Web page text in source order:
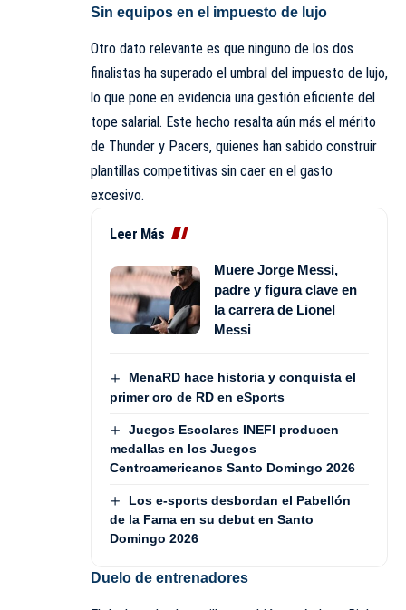
Sin equipos en el impuesto de lujo
Otro dato relevante es que ninguno de los dos
finalistas ha superado el umbral del impuesto de lujo,
lo que pone en evidencia una gestión eficiente del
tope salarial. Este hecho resalta aún más el mérito
de Thunder y Pacers, quienes han sabido construir
plantillas competitivas sin caer en el gasto
excesivo.
Leer Más
Muere Jorge Messi,
padre y figura clave en
la carrera de Lionel
Messi
MenaRD hace historia y conquista el
primer oro de RD en eSports
Juegos Escolares INEFI producen
medallas en los Juegos
Centroamericanos Santo Domingo 2026
Los e-sports desbordan el Pabellón
de la Fama en su debut en Santo
Domingo 2026
Duelo de entrenadores